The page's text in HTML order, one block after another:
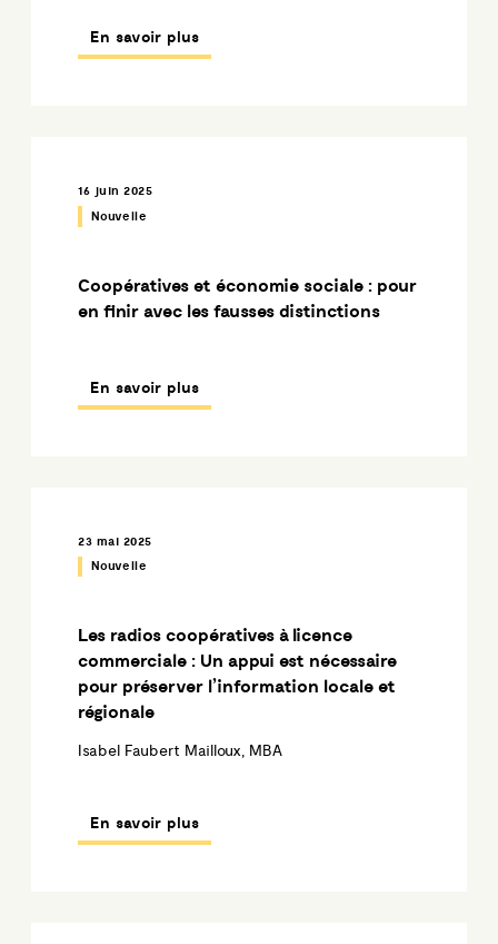
En savoir plus
16 juin 2025
Nouvelle
Coopératives et économie sociale : pour
en finir avec les fausses distinctions
En savoir plus
23 mai 2025
Nouvelle
Les radios coopératives à licence
commerciale : Un appui est nécessaire
pour préserver l’information locale et
régionale
Isabel Faubert Mailloux, MBA
En savoir plus